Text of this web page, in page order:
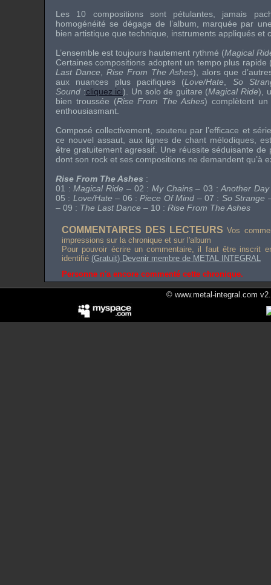
Les 10 compositions sont pétulantes, jamais
homogénéité se dégage de l’album, marquée par
bien artistique que technique, instruments appliqués et
L’ensemble est toujours hautement rythmé (Magical
Certaines compositions adoptent un tempo plus rapide
Last Dance
Rise From The Ashes), alors que
aux nuances plus pacifiques (Love/Hate
So
Sound :cliquez ici). Un solo de guitare (Magical Ride),
bien troussée (Rise From The Ashes) complètent
enthousiasmant.
Composé collectivement, soutenu par l’efficace et
ce nouvel assaut, aux lignes de chant mélodiques,
être gratuitement agressif. Une réussite séduisante
dont son rock et ses compositions ne demandent qu’à
Rise From The Ashes :
01 :Magical Ride – 02 : My Chains– 03 :Another Day
05 : Love/Hate – 06 :Piece Of Mind – 07 : So Strange
– 09 : The Last Dance – 10 : Rise From The Ashes
COMMENTAIRES DES LECTEURS Vos
impressions sur la chronique et sur l'album
Pour pouvoir écrire un commentaire, il faut être inscrit
identifié (Gratuit) Devenir membre de METAL INTEGRAL
Personne n'a encore commenté cette chronique.
© www.metal-integral.com